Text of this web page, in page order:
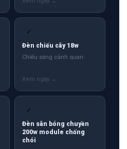
✓
Đèn chiếu cây 18w
Chiếu sáng cảnh quan
✓
Đèn sân bóng chuyền
200w module chống
chói